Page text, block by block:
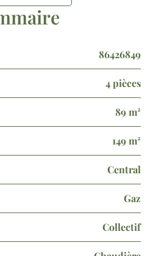
86426849
4 pièces
89 m²
149 m²
Central
Gaz
Collectif